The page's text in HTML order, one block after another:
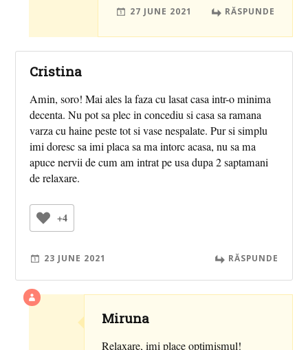
27 JUNE 2021 RĂSPUNDE
Cristina
Amin, soro! Mai ales la faza cu lasat casa intr-o minima
decenta. Nu pot sa plec in concediu si casa sa ramana
varza cu haine peste tot si vase nespalate. Pur si simplu
imi doresc sa imi placa sa ma intorc acasa, nu sa ma
apuce nervii de cum am intrat pe usa dupa 2 saptamani
de relaxare.
+4
23 JUNE 2021 RĂSPUNDE
Miruna
Relaxare, imi place optimismul!